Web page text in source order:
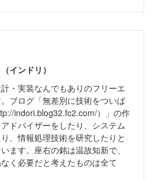
インドリ）
・実装なんでもありのフリーエ
ブログ「無差別に技術をついば
indori.blog32.fc2.com/）」の作
ドバイザーをしたり、システム
、情報処理技術を研究したりと
ます。座右の銘は温故知新で、
く必要だと考えたものは全て